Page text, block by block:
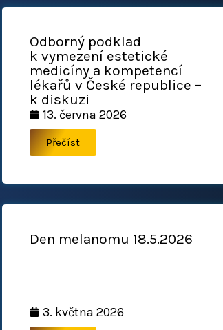
Odborný podklad
k vymezení estetické
medicíny a kompetencí
lékařů v České republice –
k diskuzi
13. června 2026
Přečíst
Den melanomu 18.5.2026
3. května 2026